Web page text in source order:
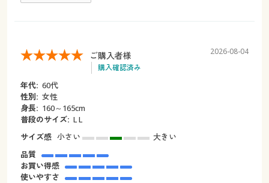
ご購入者様
購入確認済み
2026-08-04
年代: 60代
性別: 女性
身長: 160～165cm
普段のサイズ: L L
サイズ感 小さい
大きい
品質
お買い得感
使いやすさ